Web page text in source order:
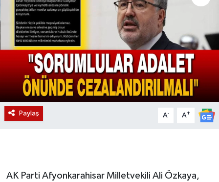
Paylaş A- A+
AK Parti Afyonkarahisar Milletvekili Ali Özkaya,